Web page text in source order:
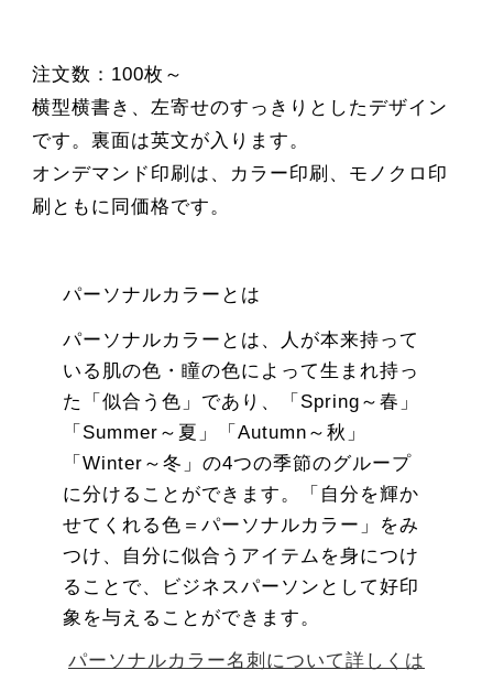
注文数：100枚～
横型横書き、左寄せのすっきりとしたデザイン
です。裏面は英文が入ります。
オンデマンド印刷は、カラー印刷、モノクロ印
刷ともに同価格です。
パーソナルカラーとは
パーソナルカラーとは、人が本来持って
いる肌の色・瞳の色によって生まれ持っ
た「似合う色」であり、「Spring～春」
「Summer～夏」「Autumn～秋」
「Winter～冬」の4つの季節のグループ
に分けることができます。「自分を輝か
せてくれる色＝パーソナルカラー」をみ
つけ、自分に似合うアイテムを身につけ
ることで、ビジネスパーソンとして好印
象を与えることができます。
パーソナルカラー名刺について詳しくは